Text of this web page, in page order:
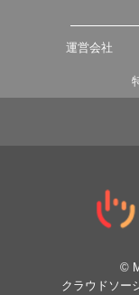
運営会社
©
クラウドソー